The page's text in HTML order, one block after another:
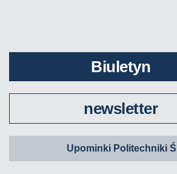
Biuletyn
newsletter
Upominki Politechniki